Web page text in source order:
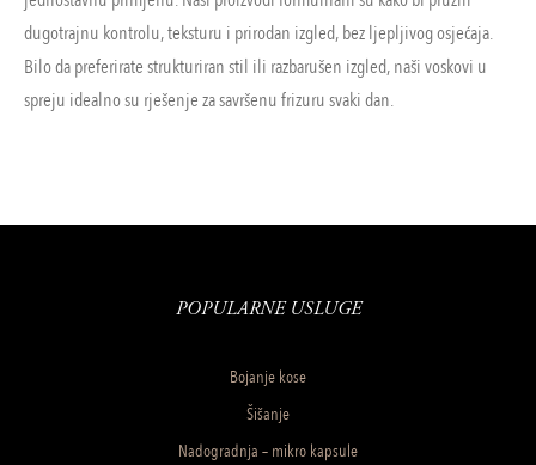
dugotrajnu kontrolu, teksturu i prirodan izgled, bez ljepljivog osjećaja.
Bilo da preferirate strukturiran stil ili razbarušen izgled, naši voskovi u
spreju idealno su rješenje za savršenu frizuru svaki dan.
POPULARNE USLUGE
Bojanje kose
Šišanje
Nadogradnja – mikro kapsule